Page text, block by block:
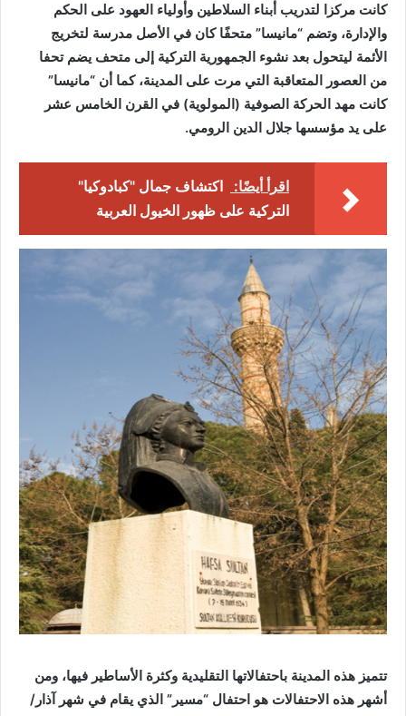
كانت مركزا لتدريب أبناء السلاطين وأولياء العهود على الحكم
والإدارة، وتضم “مانيسا” متحفًا كان في الأصل مدرسة لتخريج
الأئمة ليتحول بعد نشوء الجمهورية التركية إلى متحف يضم تحفا
من العصور المتعاقبة التي مرت على المدينة، كما أن “مانيسا”
كانت مهد الحركة الصوفية (المولوية) في القرن الخامس عشر
على يد مؤسسها جلال الدين الرومي.
اقرأ أيضًا:
اكتشاف جمال "كبادوكيا"
التركية على ظهور الخيول العربية
تتميز هذه المدينة باحتفالاتها التقليدية وكثرة الأساطير فيها، ومن
أشهر هذه الاحتفالات هو احتفال “مسير” الذي يقام في شهر آذار/